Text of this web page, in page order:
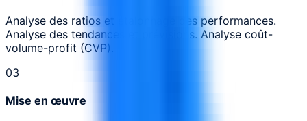
Analyse des ratios et étalonnage des performances.
Analyse des tendances et prévisions. Analyse coût-
volume-profit (CVP).
03
Mise en œuvre